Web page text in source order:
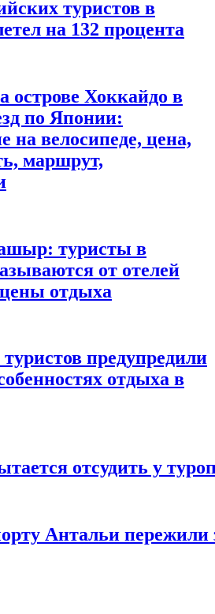
туристов в
на 132 процента
острове Хоккайдо в
по Японии:
на велосипеде, цена,
маршрут,
туристы в
от отелей
цены отдыха
предупредили
отдыха в
отсудить у
Антальи